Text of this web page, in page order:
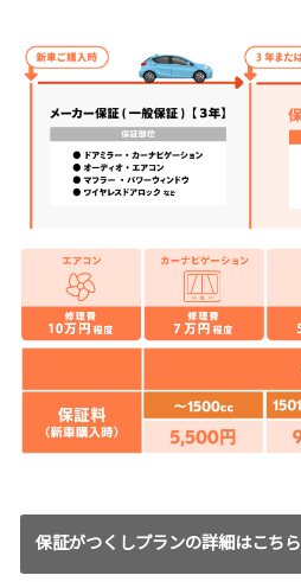
保証がつくしプランの詳細はこちら